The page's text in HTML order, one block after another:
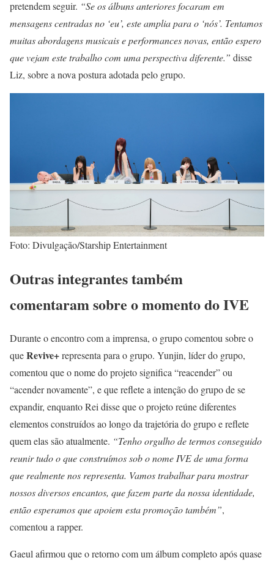
pretendem seguir. “Se os álbuns anteriores focaram em
mensagens centradas no ‘eu’, este amplia para o ‘nós’. Tentamos
muitas abordagens musicais e performances novas, então espero
que vejam este trabalho com uma perspectiva diferente.” disse
Liz, sobre a nova postura adotada pelo grupo.
Foto: Divulgação/Starship Entertainment
Outras integrantes também
comentaram sobre o momento do IVE
Durante o encontro com a imprensa, o grupo comentou sobre o
queRevive+representa para o grupo. Yunjin, líder do grupo,
comentou que o nome do projeto significa “reacender” ou
“acender novamente”, e que reflete a intenção do grupo de se
expandir, enquanto Rei disse que o projeto reúne diferentes
elementos construídos ao longo da trajetória do grupo e reflete
quem elas são atualmente. “Tenho orgulho de termos conseguido
reunir tudo o que construímos sob o nome IVE de uma forma
que realmente nos representa. Vamos trabalhar para mostrar
nossos diversos encantos, que fazem parte da nossa identidade,
então esperamos que apoiem esta promoção também”,
comentou a rapper.
Gaeul afirmou que o retorno com um álbum completo após quase